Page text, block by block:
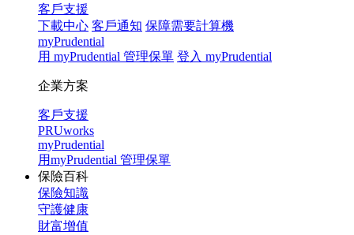
客戶支援
下載中心 客戶通知 保障需要計算機
myPrudential
用 myPrudential 管理保單 登入 myPrudential
企業方案
客戶支援
PRUworks
myPrudential
用myPrudential 管理保單
保險百科
保險知識
守護健康
財富增值